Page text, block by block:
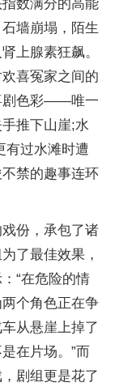
数满分的高能
墙崩塌，陌生
上腺素狂飙。
喜冤家之间的
剧色彩——唯一
推下山崖;水
有过水滩时遭
禁的趣事连环
份，承包了诸
了最佳效果，
“在危险的情
个角色正在争
从悬崖上掉了
在片场。”而
剧组更是花了